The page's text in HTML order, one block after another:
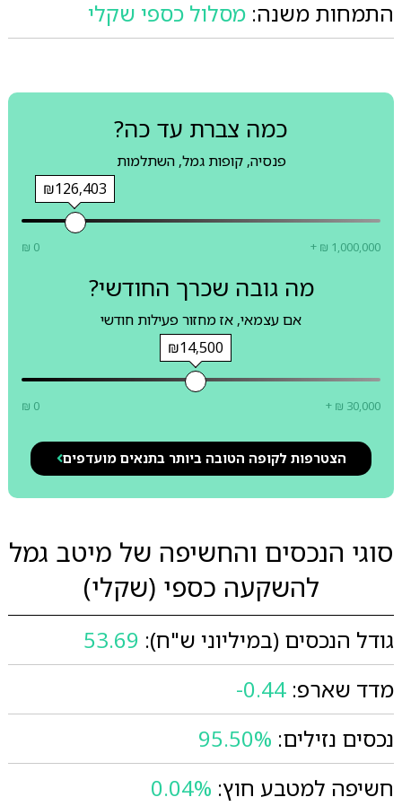
התמחות משנה: מסלול כספי שקלי
כמה צברת עד כה?
פנסיה, קופות גמל, השתלמות
₪126,403
₪ 0 + ₪ 1,000,000
מה גובה שכרך החודשי?
אם עצמאי, אז מחזור פעילות חודשי
₪14,500
₪ 0 + ₪ 30,000
הצטרפות לקופה הטובה ביותר בתנאים מועדפים
סוגי הנכסים והחשיפה של מיטב גמל
להשקעה כספי (שקלי)
גודל הנכסים (במיליוני ש"ח): 53.69
מדד שארפ: -0.44
נכסים נזילים: 95.50%
חשיפה למטבע חוץ: 0.04%